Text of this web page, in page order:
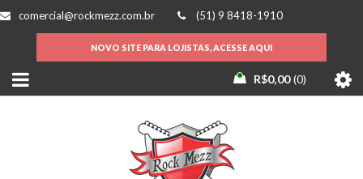
comercial@rockmezz.com.br (51) 9 8418-1910
NOVO SITE PARA LOJISTAS, ACESSE AQUI
R$0,00 0